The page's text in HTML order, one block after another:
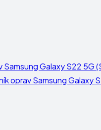
Samsung Galaxy S22 5G
opravSamsung Galaxy